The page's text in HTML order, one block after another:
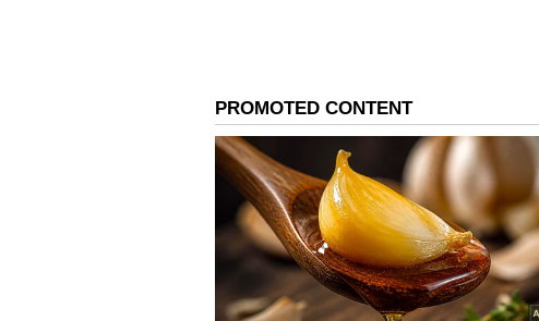
యాసలో కామెడీ చెయ్యడం అనేది నాకు
మనలో ఉన్న అసలు నటుడు బయటికి వస్తాడు ,
దుగ్గిరెడ్డి యూఎస్ఏ చెప్పారు. వెంకట్
పడకుండా ఈ సినిమాని నిర్మించినట్టు
కథ చెప్పడానికి కామెడీ ని ఎంచుకున్నాను, రెండు
అది సాధ్యం అయింది , ప్రేక్షకులకి నచ్చే మెచ్చే
గంగ సప్తశిఖర తెలిపారు.